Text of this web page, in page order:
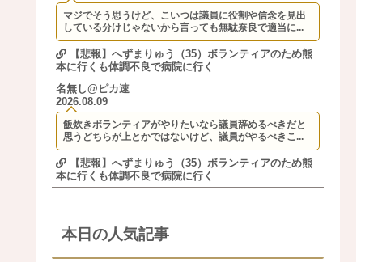
マジでそう思うけど、こいつは議員に役割や信念を見出
している分けじゃないから言っても無駄奈良で適当に...
【悲報】へずまりゅう（35）ボランティアのため熊
本に行くも体調不良で病院に行く
名無し@ピカ速
2026.08.09
飯炊きボランティアがやりたいなら議員辞めるべきだと
思うどちらが上とかではないけど、議員がやるべきこ...
【悲報】へずまりゅう（35）ボランティアのため熊
本に行くも体調不良で病院に行く
本日の人気記事